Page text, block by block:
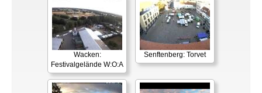
Wacken:
Festivalgelände W:O:A
Senftenberg: Torvet